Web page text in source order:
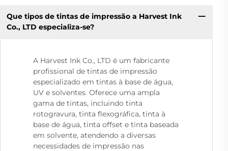
Que tipos de tintas de impressão a Harvest Ink
Co., LTD especializa-se?
A Harvest Ink Co., LTD é um fabricante
profissional de tintas de impressão
especializado em tintas à base de água,
UV e solventes. Oferece uma ampla
gama de tintas, incluindo tinta
rotogravura, tinta flexográfica, tinta à
base de água, tinta offset e tinta baseada
em solvente, atendendo a diversas
necessidades de impressão nas